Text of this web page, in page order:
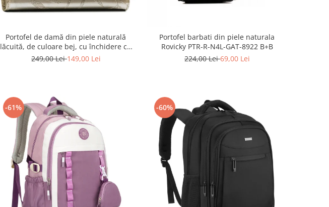
Portofel de damă din piele naturală
lăcuită, de culoare bej, cu închidere cu
capsă - Peterson
249,00 Lei149,00 Lei
Portofel barbati din piele naturala
Rovicky PTR-R-N4L-GAT-8922 B+B
224,00 Lei69,00 Lei
-61% -60%